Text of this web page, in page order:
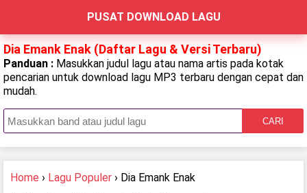
PUSAT DOWNLOAD LAGU
Dia Emank Enak (Daftar Lagu & Versi Terbaru)
Panduan : Masukkan judul lagu atau nama artis pada kotak
pencarian untuk download lagu MP3 terbaru dengan cepat dan
mudah.
CARI
Home › Lagu Populer › Dia Emank Enak